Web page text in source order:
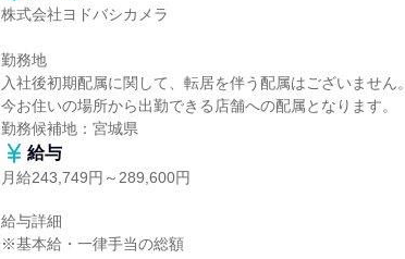
株式会社ヨドバシカメラ
勤務地
入社後初期配属に関して、転居を伴う配属はございません。
今お住いの場所から出勤できる店舗への配属となります。
勤務候補地：宮城県
給与
月給243,749円～289,600円
給与詳細
※基本給・一律手当の総額